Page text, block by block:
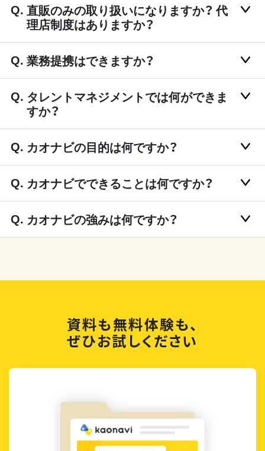
直販のみの取り扱いになりますか？ 代
理店制度はありますか？
業務提携はできますか？
タレントマネジメントでは何ができま
すか？
カオナビの目的は何ですか？
カオナビでできることは何ですか？
カオナビの強みは何ですか？
資料も無料体験も、
ぜひお試しください